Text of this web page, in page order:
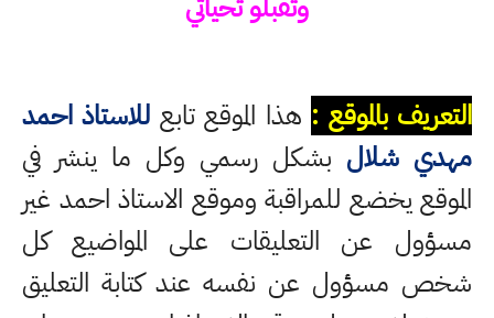
التعريف بالموقع : هذا الموقع تابع للاستاذ احمد
مهدي شلال بشكل رسمي وكل ما ينشر في
الموقع يخضع للمراقبة وموقع الاستاذ احمد غير
مسؤول عن التعليقات على المواضيع كل
شخص مسؤول عن نفسه عند كتابة التعليق